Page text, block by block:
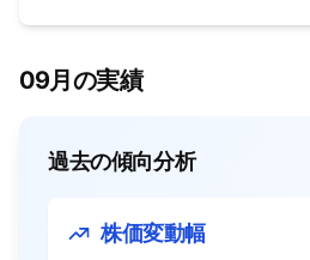
09月の実績
過去の傾向分析
株価変動幅